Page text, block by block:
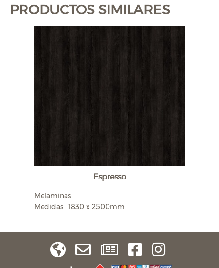
PRODUCTOS SIMILARES
Espresso
Melaminas
Medidas: 1830 x 2500mm